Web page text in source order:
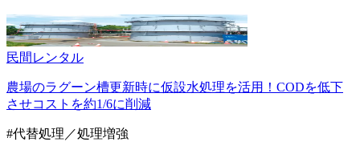
民間 レンタル
農場のラグーン槽更新時に仮設水処理を活用！CODを低下
させコストを約1/6に削減
#代替処理／処理増強